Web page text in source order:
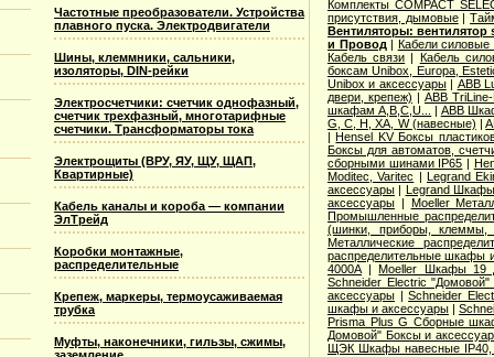
Частотные преобразователи. Устройства
плавного пуска. Электродвигатели
Шины, клеммники, сальники,
изоляторы, DIN-рейки
Электросчетчики: счетчик однофазный,
счетчик трехфазный, многотарифные
счетчики. Трансформаторы тока
Электрощиты (ВРУ, ЯУ, ЩУ, ЩАП,
Квартирные)
Кабель каналы и короба — компании
ЭлТрейд
Коробки монтажные,
распределительные
Крепеж, маркеры, термоусаживаемая
трубка
Муфты, наконечники, гильзы, сжимы,
Комплекты COMPACT
присутствия, дымовые|
Вентиляторы:
и Провод | Кабели силовые
Кабель связи | Кабель
боксам Unibox, Europa,
Unibox и аксессуары| ABB
двери, крепеж) | ABB
шкафам A,B,C,U...
| ABB
G, C, H, XA, W (навесные) |
|Hensel KV Боксы
Боксы для автоматов,
сборными шинами IP65 |
Moditec, Varitec | Legrand
аксессуары| Legrand Шкафы
аксессуары| Moeller
Промышленные
(шинки, приборы,
Металлические
распределительные шкафы
4000А|Moeller Шкафы 19
Schneider Electric
аксессуары|Schneider
шкафы и аксессуары|
Prisma Plus G Сборные
Домовой" Боксы и
ЩЭК Шкафы навесные IP40,